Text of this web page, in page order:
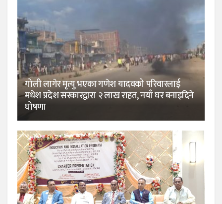
गोली लागेर मृत्यु भएका गणेश यादवको परिवारलाई
मधेश प्रदेश सरकारद्वारा २ लाख राहत, नयाँ घर बनाइदिने
घोषणा